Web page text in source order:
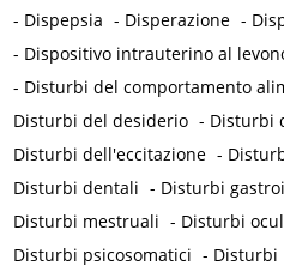
- Dispepsia - Disperazione -
- Dispositivo intrauterino al
- Disturbi del comportamento
Disturbi del desiderio - Disturbi
Disturbi dell'eccitazione -
Disturbi dentali - Disturbi
Disturbi mestruali - Disturbi
Disturbi psicosomatici - Disturbi